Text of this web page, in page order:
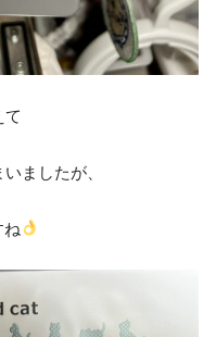
て
ましたが、
ね